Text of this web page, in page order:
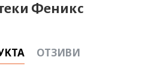
Феникс
ОТЗИВИ